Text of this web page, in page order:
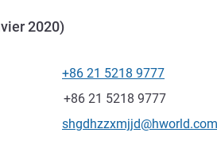
2020)
Téléphone
+86 21 5218 9777
Fax
+86 21 5218 9777
Email de contact
shgdhzzxmjjd@hworld.com